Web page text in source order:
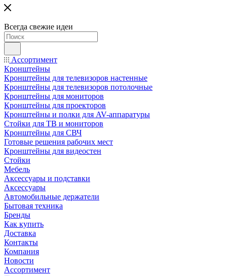
Всегда свежие идеи
Ассортимент
Кронштейны
Кронштейны для телевизоров настенные
Кронштейны для телевизоров потолочные
Кронштейны для мониторов
Кронштейны для проекторов
Кронштейны и полки для AV-аппаратуры
Стойки для ТВ и мониторов
Кронштейны для СВЧ
Готовые решения рабочих мест
Кронштейны для видеостен
Стойки
Мебель
Аксессуары и подставки
Аксессуары
Автомобильные держатели
Бытовая техника
Бренды
Как купить
Доставка
Контакты
Компания
Новости
Ассортимент